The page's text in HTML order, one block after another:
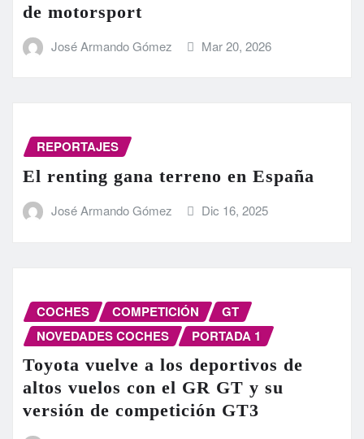
de motorsport
José Armando Gómez Mar 20, 2026
REPORTAJES
El renting gana terreno en España
José Armando Gómez Dic 16, 2025
COCHES COMPETICIÓN
GT
NOVEDADES COCHES
PORTADA 1
Toyota vuelve a los deportivos de
altos vuelos con el GR GT y su
versión de competición GT3